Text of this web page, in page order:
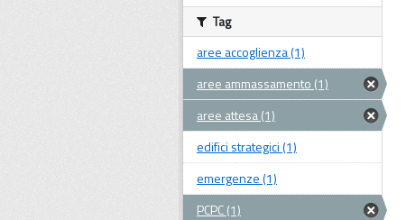
Tag
aree accoglienza (1)
aree ammassamento (1)
aree attesa (1)
edifici strategici (1)
emergenze (1)
PCPC (1)